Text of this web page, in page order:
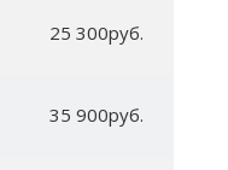
25 300руб.
35 900руб.